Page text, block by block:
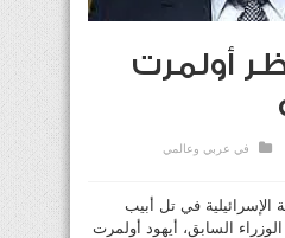
أولمرت
في عربي وعالمي
في تل أبيب
الوزراء السابق، أيهود أولمرت